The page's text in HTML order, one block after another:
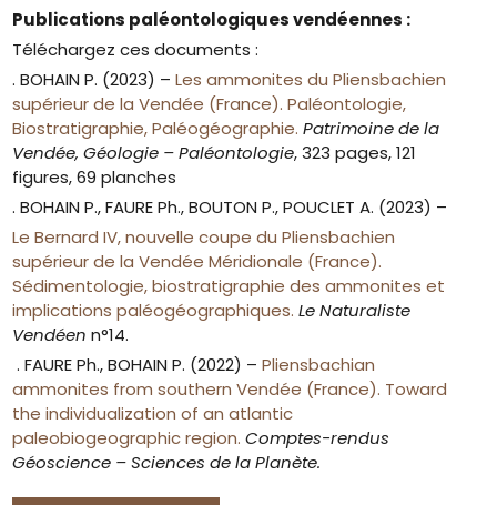
Publications paléontologiques vendéennes :
Téléchargez ces documents :
. BOHAIN P. (2023) –Les ammonites du Pliensbachien
supérieur de la Vendée (France). Paléontologie,
Biostratigraphie, Paléogéographie. Patrimoine de la
Vendée, Géologie – Paléontologie, 323 pages, 121
figures, 69 planches
. BOHAIN P., FAURE Ph., BOUTON P., POUCLET A. (2023) –
Le Bernard IV, nouvelle coupe du Pliensbachien
supérieur de la Vendée Méridionale (France).
Sédimentologie, biostratigraphie des ammonites et
implications paléogéographiques.Le Naturaliste
Vendéen n°14.
. FAURE Ph., BOHAIN P. (2022) –Pliensbachian
ammonites from southern Vendée (France). Toward
the individualization of an atlantic
paleobiogeographic region. Comptes-rendus
Géoscience – Sciences de la Planète.